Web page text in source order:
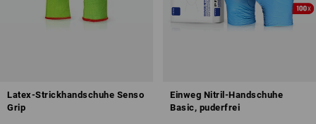
Latex-Strickhandschuhe Senso
Grip
Einweg Nitril-Handschuhe
Basic, puderfrei